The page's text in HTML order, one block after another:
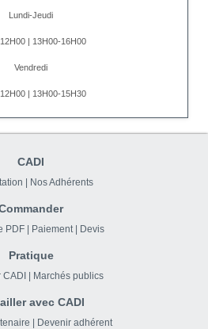
Lundi-Jeudi
| 13H00-16H00
Vendredi
| 13H00-15H30
CADI
| Nos Adhérents
PDF | Paiement | Devis
Pratique
CADI | Marchés publics
avec CADI
| Devenir adhérent